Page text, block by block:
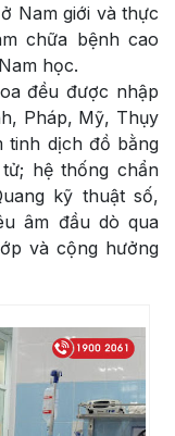
Nam giới và thực
chữa bệnh cao
học.
đều được nhập
Pháp, Mỹ, Thụy
tinh dịch đồ bằng
hệ thống chẩn
kỹ thuật số,
âm đầu dò qua
và cộng hưởng